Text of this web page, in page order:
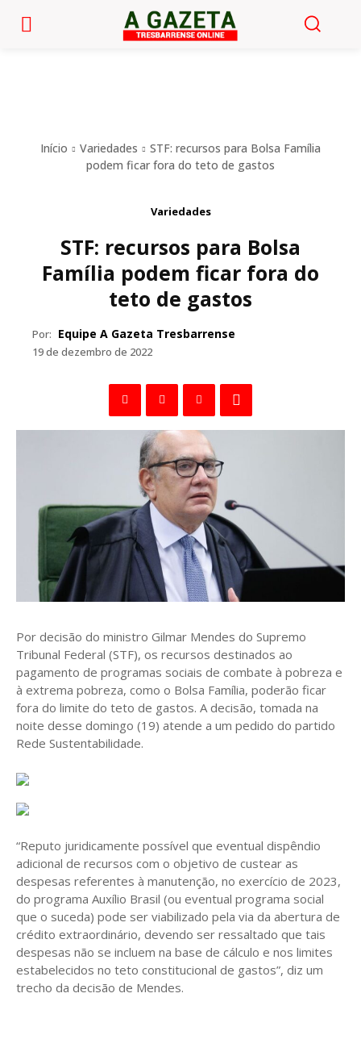
Início Variedades
STF: recursos para Bolsa Família
podem ficar fora do teto de gastos
Variedades
STF: recursos para Bolsa
Família podem ficar fora do
teto de gastos
Por: Equipe A Gazeta Tresbarrense
19 de dezembro de 2022
Por decisão do ministro Gilmar Mendes do Supremo
Tribunal Federal (STF), os recursos destinados ao
pagamento de programas sociais de combate à pobreza e
à extrema pobreza, como o Bolsa Família, poderão ficar
fora do limite do teto de gastos. A decisão, tomada na
noite desse domingo (19) atende a um pedido do partido
Rede Sustentabilidade.
“Reputo juridicamente possível que eventual dispêndio
adicional de recursos com o objetivo de custear as
despesas referentes à manutenção, no exercício de 2023,
do programa Auxílio Brasil (ou eventual programa social
que o suceda) pode ser viabilizado pela via da abertura de
crédito extraordinário, devendo ser ressaltado que tais
despesas não se incluem na base de cálculo e nos limites
estabelecidos no teto constitucional de gastos”, diz um
trecho da decisão de Mendes.